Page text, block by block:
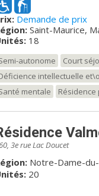
et de
pour les
cours avec potagers, cloturée) Pour
qui nous sommes,
www.facebook.com/
Demande de prix
Saint-Maurice,
18
autonome
Court
intellectuelle
mentale
3e rue Lac Doucet
Notre-Dame-
20